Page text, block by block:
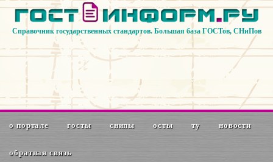
Справочник государственных стандартов. Большая база ГОСТов, СНиПов
о портале госты снипы осты ту новости
обратная связь